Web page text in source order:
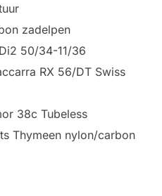
zadelpen
50/34-11/36
RX 56/DT Swiss
38c Tubeless
Thymeen nylon/carbon